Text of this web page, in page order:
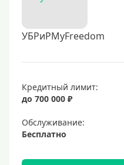
УБРиРMyFreedom
Кредитный лимит:
до 700 000 ₽
Обслуживание:
Бесплатно